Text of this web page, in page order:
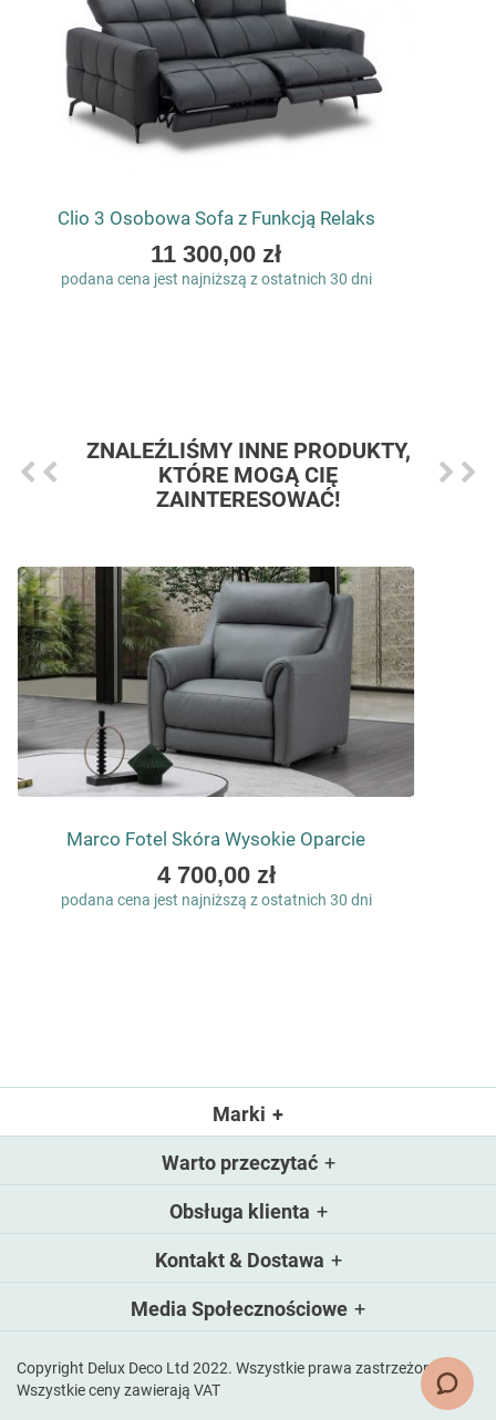
Clio 3 Osobowa Sofa z Funkcją Relaks
As
low
11 300,00 zł
podana cena jest najniższą z ostatnich 30 dni
ZNALEŹLIŚMY INNE PRODUKTY,
KTÓRE MOGĄ CIĘ
ZAINTERESOWAĆ!
Marco Fotel Skóra Wysokie Oparcie
As
low
4 700,00 zł
podana cena jest najniższą z ostatnich 30 dni
Marki
Warto przeczytać
Obsługa klienta
Kontakt & Dostawa
Media Społecznościowe
Copyright Delux Deco Ltd 2022. Wszystkie prawa zastrzeżone.
Wszystkie ceny zawierają VAT